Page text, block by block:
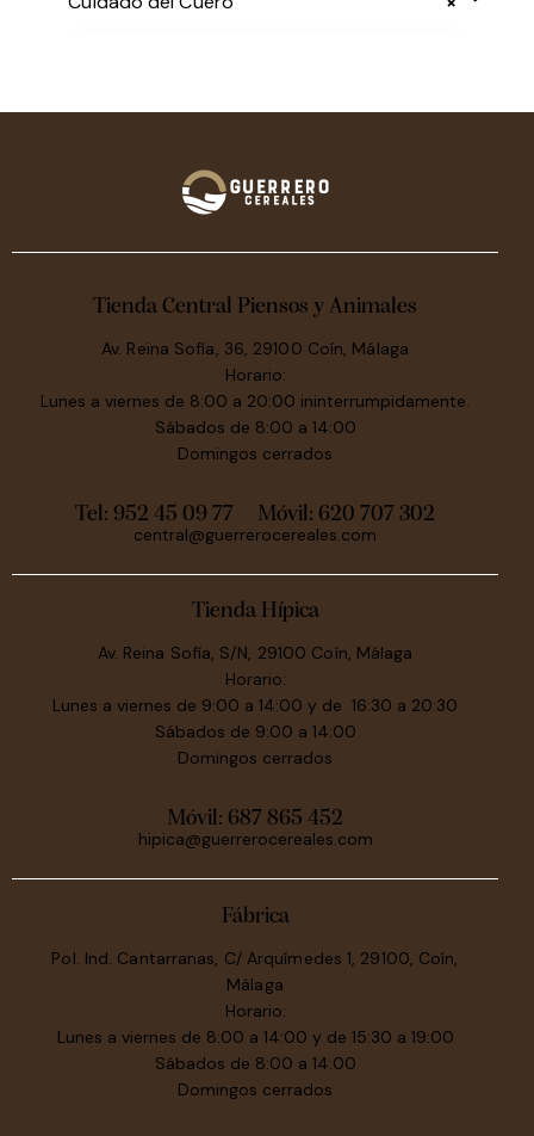
Tienda Central Piensos y Animales
Av. Reina Sofía, 36, 29100 Coín, Málaga
Horario:
Lunes a viernes de 8:00 a 20:00 ininterrumpidamente.
Sábados de 8:00 a 14:00
Domingos cerrados
Tel: 952 45 09 77 Móvil: 620 707 302
central@guerrerocereales.com
Tienda Hípica
Av. Reina Sofía, S/N, 29100 Coín, Málaga
Horario:
Lunes a viernes de 9:00 a 14:00 y de 16:30 a 20:30
Sábados de 9:00 a 14:00
Domingos cerrados
Móvil: 687 865 452
hipica@guerrerocereales.com
Fábrica
Pol. Ind. Cantarranas, C/ Arquímedes 1, 29100, Coín,
Málaga
Horario:
Lunes a viernes de 8:00 a 14:00 y de 15:30 a 19:00
Sábados de 8:00 a 14:00
Domingos cerrados